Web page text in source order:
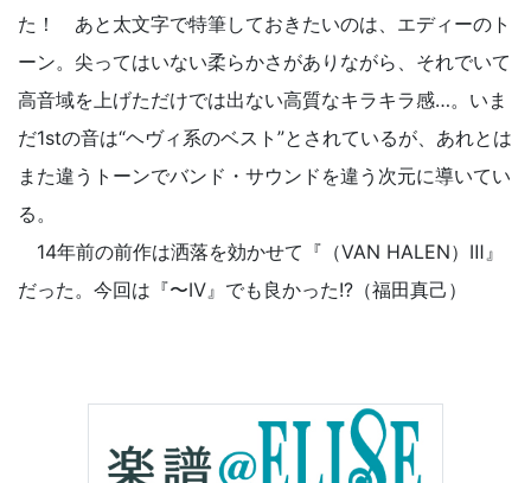
た！ あと太文字で特筆しておきたいのは、エディーのト
ーン。尖ってはいない柔らかさがありながら、それでいて
高音域を上げただけでは出ない高質なキラキラ感…。いま
だ1stの音は“ヘヴィ系のベスト”とされているが、あれとは
また違うトーンでバンド・サウンドを違う次元に導いてい
る。
14年前の前作は洒落を効かせて『（VAN HALEN）Ⅲ』
だった。今回は『〜Ⅳ』でも良かった!?（福田真己）